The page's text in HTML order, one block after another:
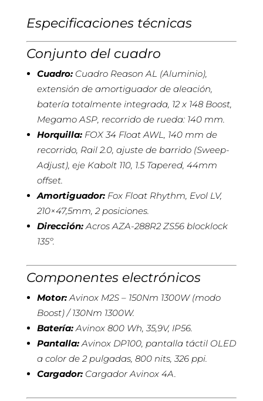
Especificaciones técnicas
Conjunto del cuadro
Cuadro:Cuadro Reason AL (Aluminio),
extensión de amortiguador de aleación,
batería totalmente integrada, 12 x 148 Boost,
Megamo ASP, recorrido de rueda: 140 mm.
Horquilla:FOX 34 Float AWL, 140 mm de
recorrido, Rail 2.0, ajuste de barrido (Sweep-
Adjust), eje Kabolt 110, 1.5 Tapered, 44mm
offset.
Amortiguador:Fox Float Rhythm, Evol LV,
210×47,5mm, 2 posiciones.
Dirección:Acros AZA-288R2 ZS56 blocklock
135º.
Componentes electrónicos
Motor:Avinox M2S – 150Nm 1300W (modo
Boost) / 130Nm 1300W.
Batería:Avinox 800 Wh, 35,9V, IP56.
Pantalla:Avinox DP100, pantalla táctil OLED
a color de 2 pulgadas, 800 nits, 326 ppi.
Cargador:Cargador Avinox 4A.